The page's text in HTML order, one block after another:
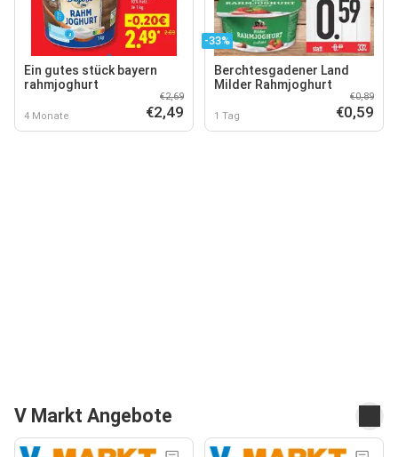
Ein gutes stück bayern
rahmjoghurt
4 Monate
€2,69
€2,49
-33%
Berchtesgadener Land
Milder Rahmjoghurt
1 Tag
€0,89
€0,59
V Markt Angebote